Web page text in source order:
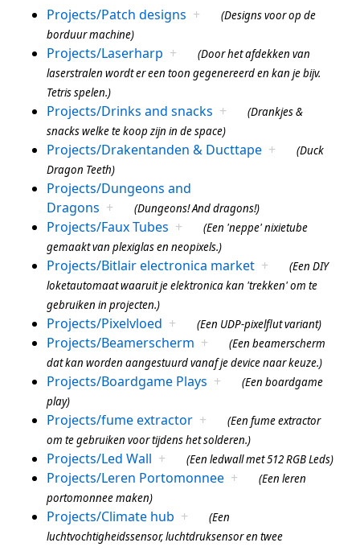
Projects/Patch designs +
(Designs voor op de
borduur machine)
Projects/Laserharp +
(Door het afdekken van
laserstralen wordt er een toon gegenereerd en kan je bijv.
Tetris spelen.)
Projects/Drinks and snacks +
(Drankjes &
snacks welke te koop zijn in de space)
Projects/Drakentanden & Ducttape +
(Duck
Dragon Teeth)
Projects/Dungeons and
Dragons + (Dungeons! And dragons!)
Projects/Faux Tubes +
(Een 'neppe' nixietube
gemaakt van plexiglas en neopixels.)
Projects/Bitlair electronica market +
(Een DIY
loketautomaat waaruit je elektronica kan 'trekken' om te
gebruiken in projecten.)
Projects/Pixelvloed + (Een UDP-pixelflut variant)
Projects/Beamerscherm +
(Een beamerscherm
dat kan worden aangestuurd vanaf je device naar keuze.)
Projects/Boardgame Plays +
(Een boardgame
play)
Projects/fume extractor +
(Een fume extractor
om te gebruiken voor tijdens het solderen.)
Projects/Led Wall + (Een ledwall met 512 RGB Leds)
Projects/Leren Portomonnee +
(Een leren
portomonnee maken)
Projects/Climate hub +
(Een
luchtvochtigheidssensor, luchtdruksensor en twee